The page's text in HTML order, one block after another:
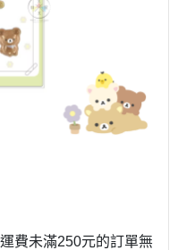
費未滿250元的訂單無